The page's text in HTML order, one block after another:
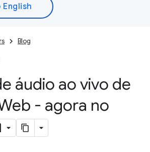
Blog
áudio ao vivo de
- agora no